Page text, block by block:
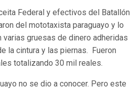
Federal y efectivos del Batallón
del mototaxista paraguayo y lo
varias gruesas de dinero adheridas
la cintura y las piernas. Fueron
totalizando 30 mil reales.
no se dio a conocer. Pero este